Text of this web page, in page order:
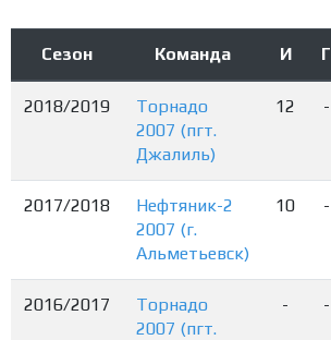
Сезон Команда И Г
2018/2019
Торнадо
2007 (пгт.
Джалиль)
12 -
2017/2018
Нефтяник-2
2007 (г.
Альметьевск)
10 -
2016/2017
Торнадо
2007 (пгт.
- -